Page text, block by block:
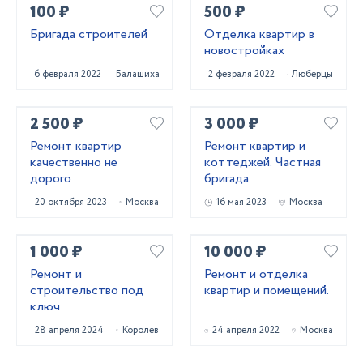
100 ₽
Бригада строителей
6 февраля 2022 Балашиха
500 ₽
Отделка квартир в
новостройках
2 февраля 2022 Люберцы
2 500 ₽
Ремонт квартир
качественно не
дорого
20 октября 2023 Москва
3 000 ₽
Ремонт квартир и
коттеджей. Частная
бригада.
16 мая 2023 Москва
1 000 ₽
Ремонт и
строительство под
ключ
28 апреля 2024 Королев
10 000 ₽
Ремонт и отделка
квартир и помещений.
24 апреля 2022 Москва